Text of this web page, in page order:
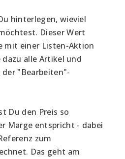
hinterlegen, wieviel
Dieser Wert
mit einer Listen-Aktion
alle Artikel und
"Bearbeiten"-
Du den Preis so
Marge entspricht - dabei
zum
Das geht am